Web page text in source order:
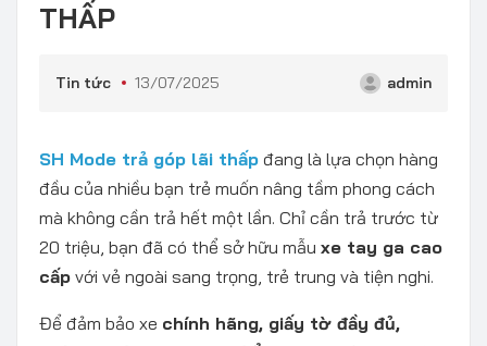
THẤP
Tin tức 13/07/2025 admin
SH Mode trả góp lãi thấp đang là lựa chọn hàng
đầu của nhiều bạn trẻ muốn nâng tầm phong cách
mà không cần trả hết một lần. Chỉ cần trả trước từ
20 triệu, bạn đã có thể sở hữu mẫu xe tay ga cao
cấp với vẻ ngoài sang trọng, trẻ trung và tiện nghi.
Để đảm bảo xe chính hãng, giấy tờ đầy đủ,